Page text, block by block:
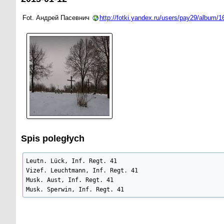
Fot. Андрей Пасевнич http://fotki.yandex.ru/users/pay29/album/
Spis poległych
Leutn. Lück, Inf. Regt. 41
Vizef. Leuchtmann, Inf. Regt. 41
Musk. Aust, Inf. Regt. 41
Musk. Sperwin, Inf. Regt. 41